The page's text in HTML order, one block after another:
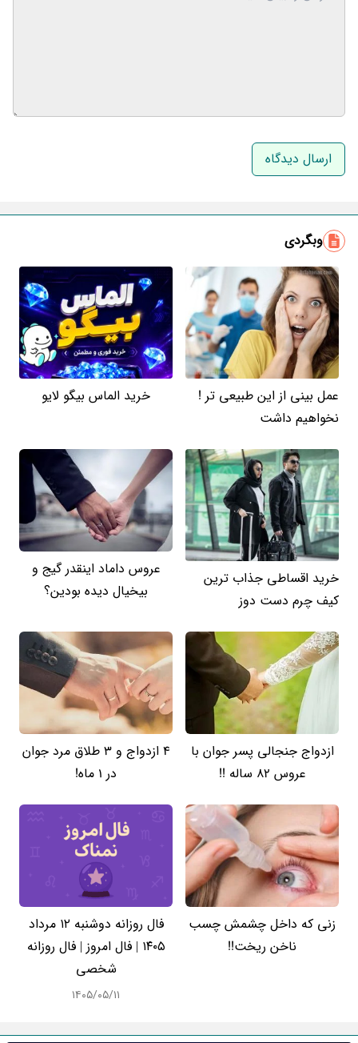
نام و نام خانوادگی
وبگردی
عمل بینی از این طبیعی تر !
نخواهیم داشت
خرید الماس بیگو لایو
خرید اقساطی جذاب ترین
کیف چرم دست دوز
عروس داماد اینقدر گیج و
بیخیال دیده بودین؟
ازدواج جنجالی پسر جوان با
عروس 82 ساله !!
4 ازدواج و 3 طلاق مرد جوان
در 1 ماه!
زنی که داخل چشمش چسب
ناخن ریخت!!
فال روزانه دوشنبه ۱۲ مرداد
۱۴۰۵ | فال امروز | فال روزانه
شخصی
۱۴۰۵/۰۵/۱۱